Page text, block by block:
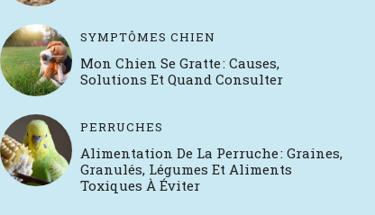
SYMPTÔMES CHIEN
Mon Chien Se Gratte : Causes,
Solutions Et Quand Consulter
PERRUCHES
Alimentation De La Perruche : Graines,
Granulés, Légumes Et Aliments
Toxiques À Éviter